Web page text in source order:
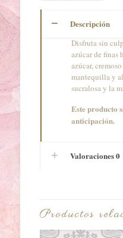
Descripción
Disfruta sin
azúcar de finas
azúcar,
mantequilla y
sucralosa y la
Este producto
anticipación.
Valoraciones0
Productos